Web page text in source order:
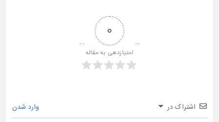
0
امتیازدهی به مقاله
اشتراک در وارد شدن